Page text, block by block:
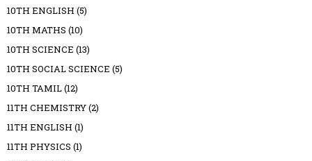
10TH ENGLISH (5)
10TH MATHS (10)
10TH SCIENCE (13)
10TH SOCIAL SCIENCE (5)
10TH TAMIL(12)
11TH CHEMISTRY(2)
11TH ENGLISH (1)
11TH PHYSICS (1)